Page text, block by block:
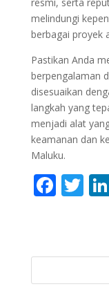
resmi, serta
melindungi
berbagai proyek
Pastikan Anda
berpengalaman
disesuaikan
langkah yang
menjadi alat
keamanan dan
Maluku.
F
b
T
er